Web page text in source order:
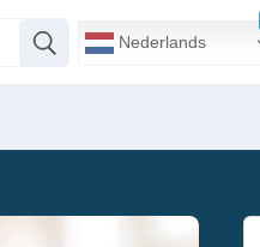
Nederlands